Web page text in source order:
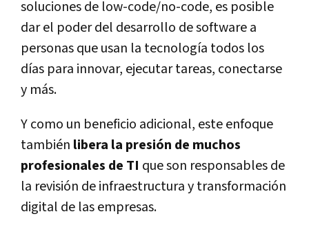
soluciones de low-code/no-code, es posible
dar el poder del desarrollo de software a
personas que usan la tecnología todos los
días para innovar, ejecutar tareas, conectarse
y más.
Y como un beneficio adicional, este enfoque
también libera la presión de muchos
profesionales de TI que son responsables de
la revisión de infraestructura y transformación
digital de las empresas.